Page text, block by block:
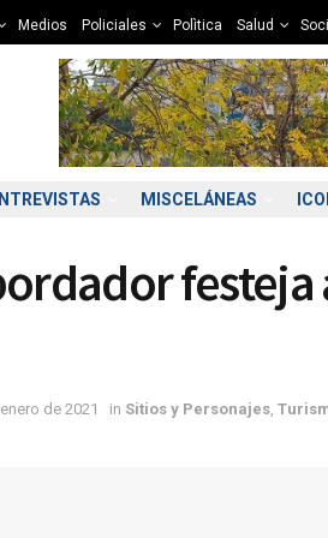
Medios Policiales Polìtica Salud
MISCELÁNEAS
festeja
de 2021 in Sitios y Personajes
10:00 11:00